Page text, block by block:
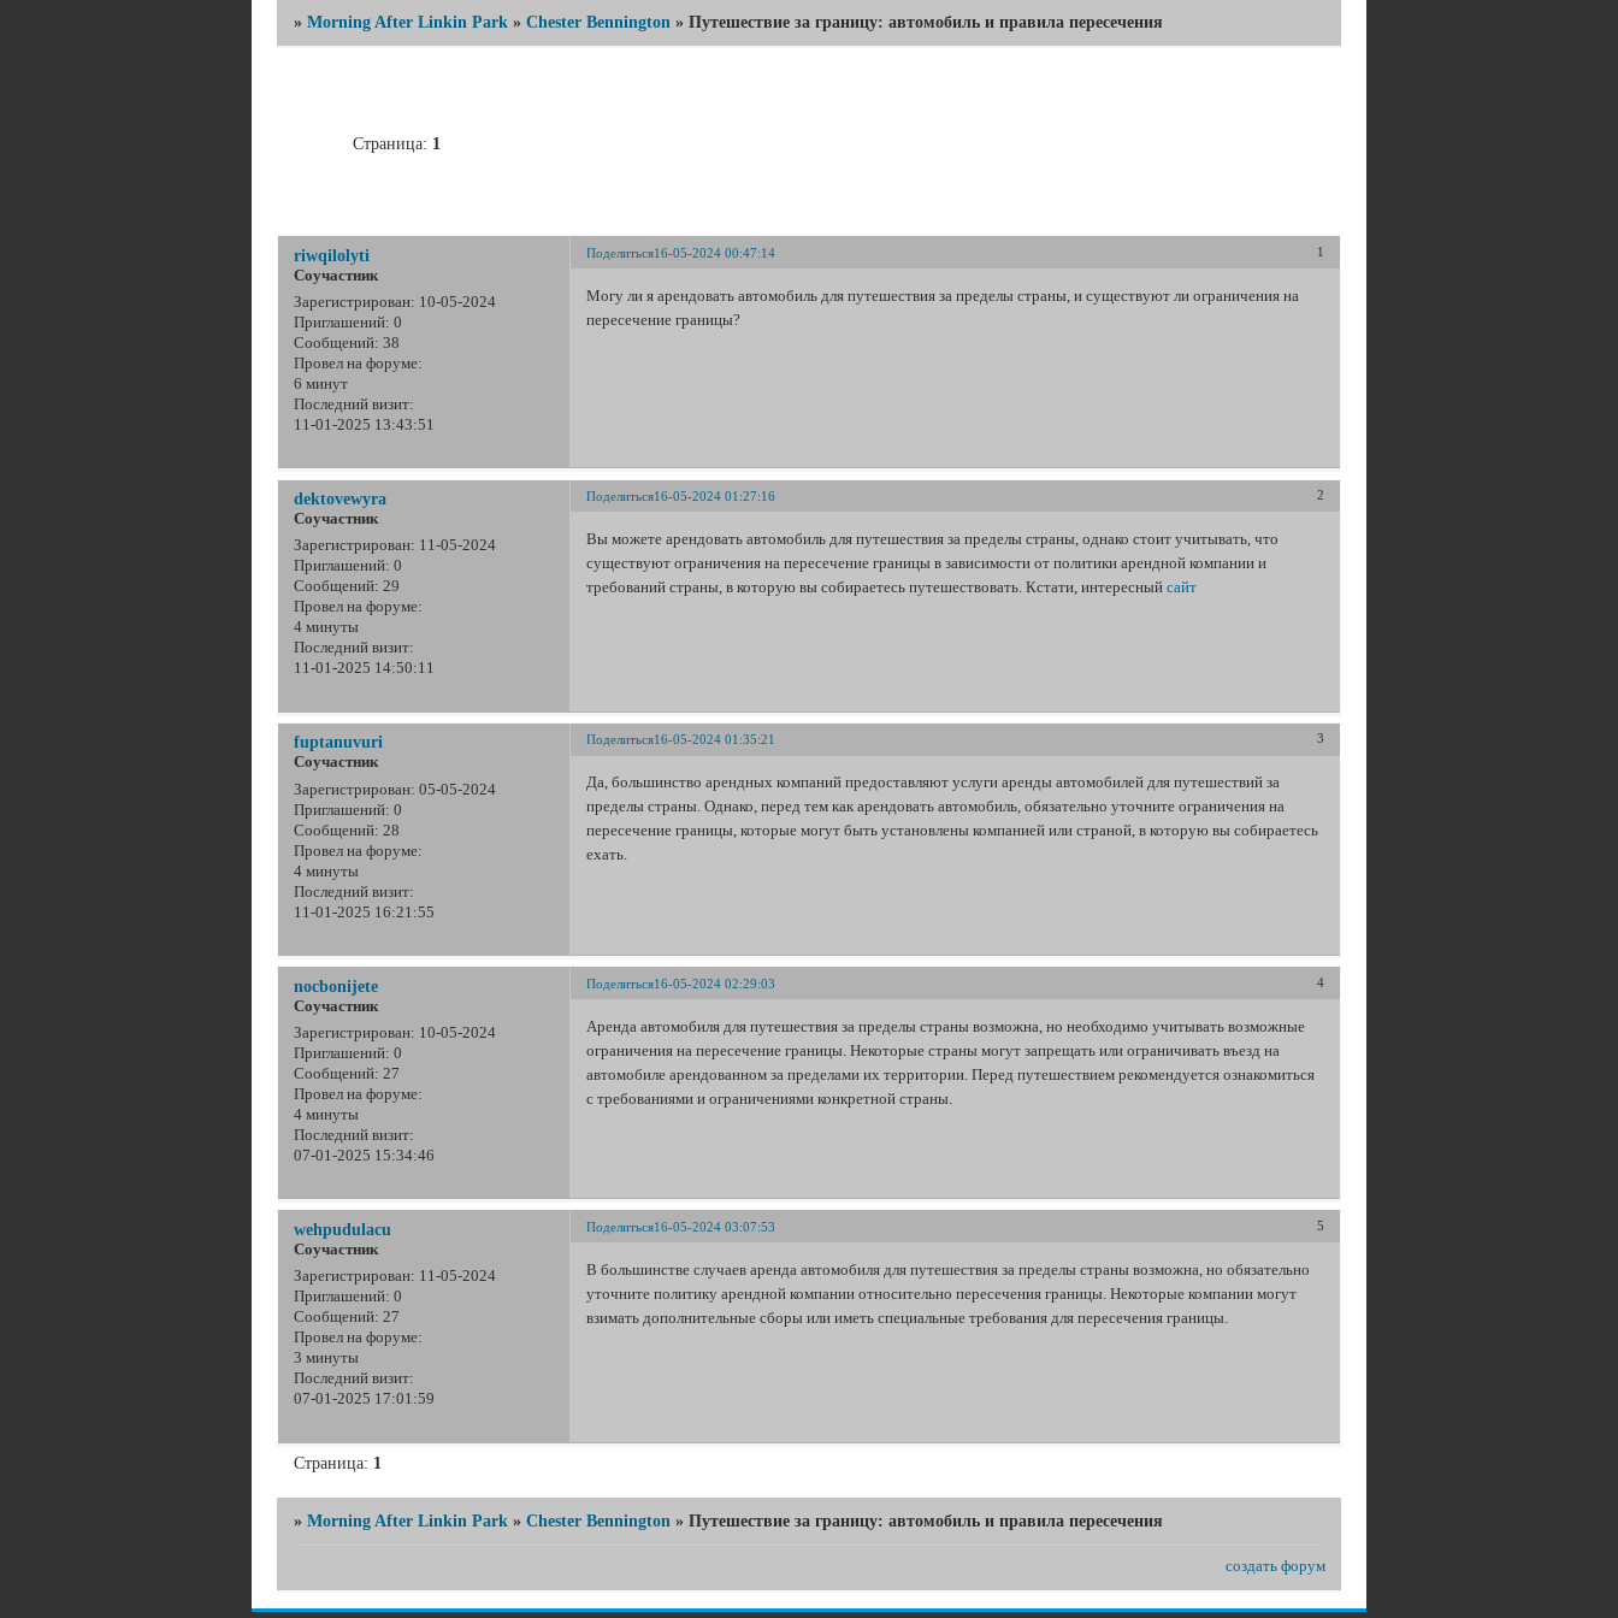
»Morning After Linkin Park »Chester Bennington »Путешествие за границу: автомобиль и правила пересечения
Страница: 1
Поделиться 1
16-05-2024 00:47:14
riwqilolyti
Соучастник
Зарегистрирован: 10-05-2024
Приглашений: 0
Сообщений: 38
Провел на форуме:
6 минут
Последний визит:
11-01-2025 13:43:51
Могу ли я арендовать автомобиль для путешествия за пределы страны, и существуют ли ограничения на
пересечение границы?
Поделиться 2
16-05-2024 01:27:16
dektovewyra
Соучастник
Зарегистрирован: 11-05-2024
Приглашений: 0
Сообщений: 29
Провел на форуме:
4 минуты
Последний визит:
11-01-2025 14:50:11
Вы можете арендовать автомобиль для путешествия за пределы страны, однако стоит учитывать, что
существуют ограничения на пересечение границы в зависимости от политики арендной компании и
требований страны, в которую вы собираетесь путешествовать. Кстати, интересныйсайт
Поделиться 3
16-05-2024 01:35:21
fuptanuvuri
Соучастник
Зарегистрирован: 05-05-2024
Приглашений: 0
Сообщений: 28
Провел на форуме:
4 минуты
Последний визит:
11-01-2025 16:21:55
Да, большинство арендных компаний предоставляют услуги аренды автомобилей для путешествий за
пределы страны. Однако, перед тем как арендовать автомобиль, обязательно уточните ограничения на
пересечение границы, которые могут быть установлены компанией или страной, в которую вы собираетесь
ехать.
Поделиться 4
16-05-2024 02:29:03
nocbonijete
Соучастник
Зарегистрирован: 10-05-2024
Приглашений: 0
Сообщений: 27
Провел на форуме:
4 минуты
Последний визит:
07-01-2025 15:34:46
Аренда автомобиля для путешествия за пределы страны возможна, но необходимо учитывать возможные
ограничения на пересечение границы. Некоторые страны могут запрещать или ограничивать въезд на
автомобиле арендованном за пределами их территории. Перед путешествием рекомендуется ознакомиться
с требованиями и ограничениями конкретной страны.
Поделиться 5
16-05-2024 03:07:53
wehpudulacu
Соучастник
Зарегистрирован: 11-05-2024
Приглашений: 0
Сообщений: 27
Провел на форуме:
3 минуты
Последний визит:
07-01-2025 17:01:59
В большинстве случаев аренда автомобиля для путешествия за пределы страны возможна, но обязательно
уточните политику арендной компании относительно пересечения границы. Некоторые компании могут
взимать дополнительные сборы или иметь специальные требования для пересечения границы.
Страница: 1
»Morning After Linkin Park »Chester Bennington »Путешествие за границу: автомобиль и правила пересечения
создать форум